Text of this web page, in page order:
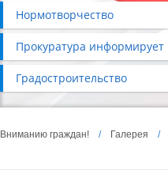
Нормотворчество
Прокуратура информирует
Градостроительство
Вниманию граждан! / Галерея /